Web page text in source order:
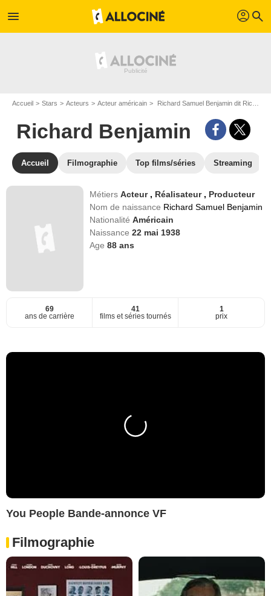
menu profil search
Accueil Stars Acteurs Acteur américain Richard Samuel Benjamin dit Richard Benjamin
Richard Benjamin
Accueil Filmographie Top films/séries Streaming
MétiersActeur , Réalisateur , Producteur
Nom de naissance Richard Samuel Benjamin
NationalitéAméricain
Naissance22 mai 1938
Age88 ans
69
ans de carrière
41
films et séries tournés
1
prix
You People Bande-annonce VF
Filmographie